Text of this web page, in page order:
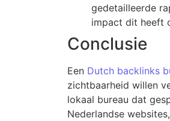
gedetailleerde
impact dit heeft
Conclusie
Een Dutch backlinks
zichtbaarheid willen
lokaal bureau dat
Nederlandse